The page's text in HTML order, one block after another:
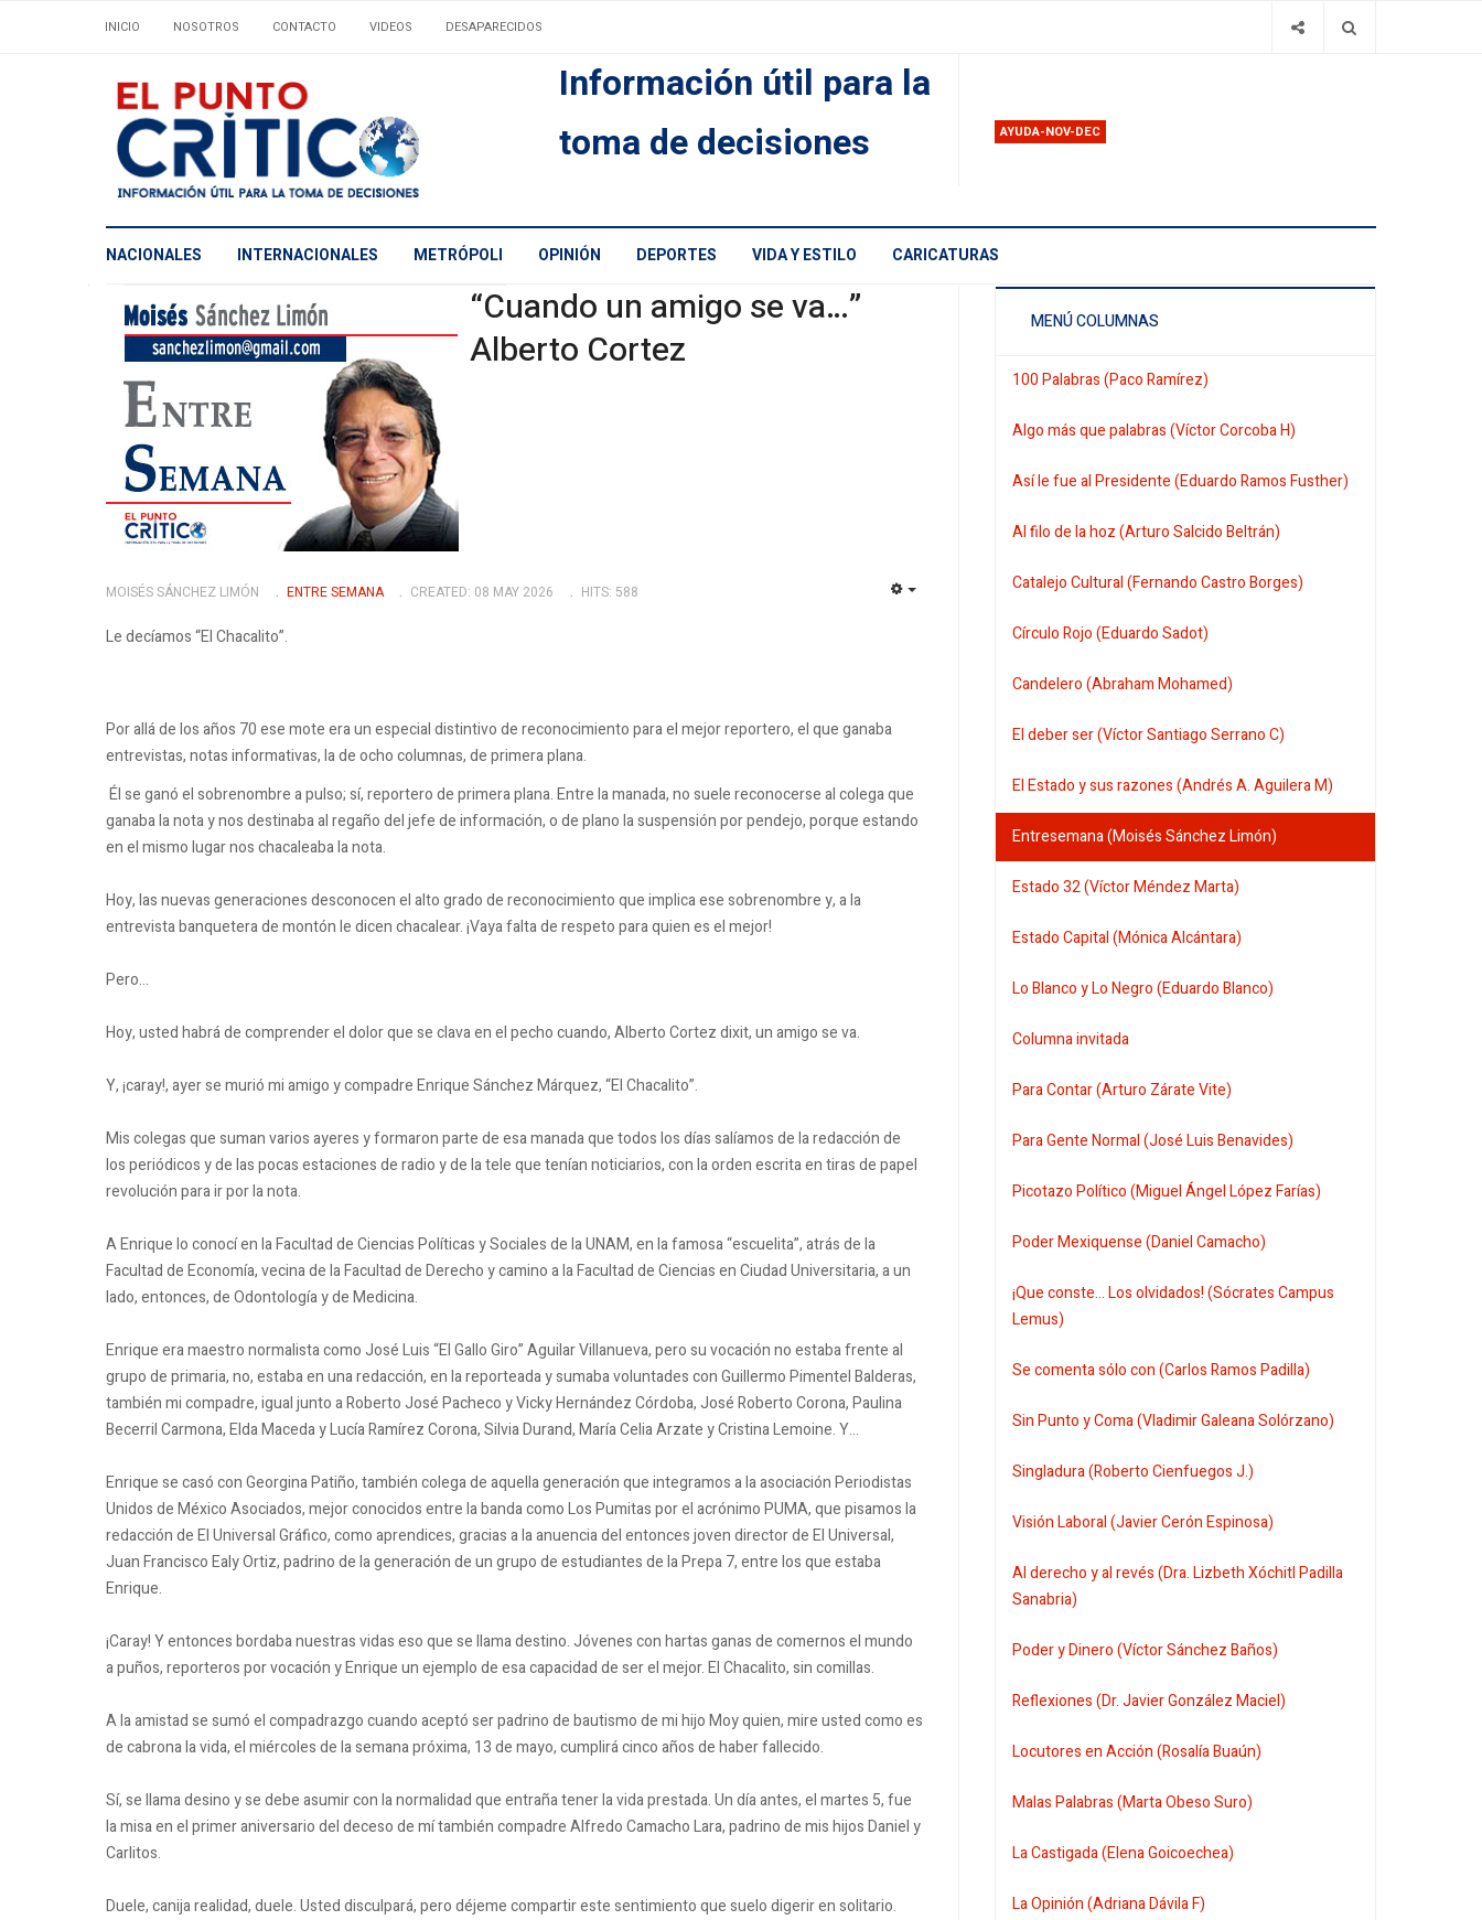
INICIO NOSOTROS CONTACTO VIDEOS DESAPARECIDOS
Información útil para la
toma de decisiones
AYUDA-NOV-DEC
NACIONALES INTERNACIONALES METRÓPOLI OPINIÓN DEPORTES VIDA Y ESTILO CARICATURAS
“Cuando un amigo se va…”
Alberto Cortez
MOISÉS SÁNCHEZ LIMÓN ENTRE SEMANA CREATED: 08 MAY 2026 HITS: 588
Le decíamos “El Chacalito”.
Por allá de los años 70 ese mote era un especial distintivo de reconocimiento para el mejor reportero, el que ganaba
entrevistas, notas informativas, la de ocho columnas, de primera plana.
Él se ganó el sobrenombre a pulso; sí, reportero de primera plana. Entre la manada, no suele reconocerse al colega que
ganaba la nota y nos destinaba al regaño del jefe de información, o de plano la suspensión por pendejo, porque estando
en el mismo lugar nos chacaleaba la nota.
Hoy, las nuevas generaciones desconocen el alto grado de reconocimiento que implica ese sobrenombre y, a la
entrevista banquetera de montón le dicen chacalear. ¡Vaya falta de respeto para quien es el mejor!
Pero…
Hoy, usted habrá de comprender el dolor que se clava en el pecho cuando, Alberto Cortez dixit, un amigo se va.
Y, ¡caray!, ayer se murió mi amigo y compadre Enrique Sánchez Márquez, “El Chacalito”.
Mis colegas que suman varios ayeres y formaron parte de esa manada que todos los días salíamos de la redacción de
los periódicos y de las pocas estaciones de radio y de la tele que tenían noticiarios, con la orden escrita en tiras de papel
revolución para ir por la nota.
A Enrique lo conocí en la Facultad de Ciencias Políticas y Sociales de la UNAM, en la famosa “escuelita”, atrás de la
Facultad de Economía, vecina de la Facultad de Derecho y camino a la Facultad de Ciencias en Ciudad Universitaria, a un
lado, entonces, de Odontología y de Medicina.
Enrique era maestro normalista como José Luis “El Gallo Giro” Aguilar Villanueva, pero su vocación no estaba frente al
grupo de primaria, no, estaba en una redacción, en la reporteada y sumaba voluntades con Guillermo Pimentel Balderas,
también mi compadre, igual junto a Roberto José Pacheco y Vicky Hernández Córdoba, José Roberto Corona, Paulina
Becerril Carmona, Elda Maceda y Lucía Ramírez Corona, Silvia Durand, María Celia Arzate y Cristina Lemoine. Y…
Enrique se casó con Georgina Patiño, también colega de aquella generación que integramos a la asociación Periodistas
Unidos de México Asociados, mejor conocidos entre la banda como Los Pumitas por el acrónimo PUMA, que pisamos la
redacción de El Universal Gráfico, como aprendices, gracias a la anuencia del entonces joven director de El Universal,
Juan Francisco Ealy Ortiz, padrino de la generación de un grupo de estudiantes de la Prepa 7, entre los que estaba
Enrique.
¡Caray! Y entonces bordaba nuestras vidas eso que se llama destino. Jóvenes con hartas ganas de comernos el mundo
a puños, reporteros por vocación y Enrique un ejemplo de esa capacidad de ser el mejor. El Chacalito, sin comillas.
A la amistad se sumó el compadrazgo cuando aceptó ser padrino de bautismo de mi hijo Moy quien, mire usted como es
de cabrona la vida, el miércoles de la semana próxima, 13 de mayo, cumplirá cinco años de haber fallecido.
Sí, se llama desino y se debe asumir con la normalidad que entraña tener la vida prestada. Un día antes, el martes 5, fue
la misa en el primer aniversario del deceso de mí también compadre Alfredo Camacho Lara, padrino de mis hijos Daniel y
Carlitos.
Duele, canija realidad, duele. Usted disculpará, pero déjeme compartir este sentimiento que suelo digerir en solitario.
MENÚ COLUMNAS
100 Palabras (Paco Ramírez)
Algo más que palabras (Víctor Corcoba H)
Así le fue al Presidente (Eduardo Ramos Fusther)
Al filo de la hoz (Arturo Salcido Beltrán)
Catalejo Cultural (Fernando Castro Borges)
Círculo Rojo (Eduardo Sadot)
Candelero (Abraham Mohamed)
El deber ser (Víctor Santiago Serrano C)
El Estado y sus razones (Andrés A. Aguilera M)
Entresemana (Moisés Sánchez Limón)
Estado 32 (Víctor Méndez Marta)
Estado Capital (Mónica Alcántara)
Lo Blanco y Lo Negro (Eduardo Blanco)
Columna invitada
Para Contar (Arturo Zárate Vite)
Para Gente Normal (José Luis Benavides)
Picotazo Político (Miguel Ángel López Farías)
Poder Mexiquense (Daniel Camacho)
¡Que conste... Los olvidados! (Sócrates Campus
Lemus)
Se comenta sólo con (Carlos Ramos Padilla)
Sin Punto y Coma (Vladimir Galeana Solórzano)
Singladura (Roberto Cienfuegos J.)
Visión Laboral (Javier Cerón Espinosa)
Al derecho y al revés (Dra. Lizbeth Xóchitl Padilla
Sanabria)
Poder y Dinero (Víctor Sánchez Baños)
Reflexiones (Dr. Javier González Maciel)
Locutores en Acción (Rosalía Buaún)
Malas Palabras (Marta Obeso Suro)
La Castigada (Elena Goicoechea)
La Opinión (Adriana Dávila F)